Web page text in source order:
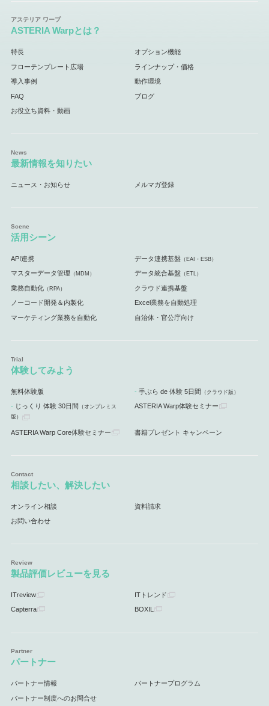
ASTERIA Warpとは？
特長 オプション機能
フローテンプレート広場 ラインナップ・価格
導入事例 動作環境
FAQ ブログ
お役立ち資料・動画
最新情報を知りたい
ニュース・お知らせ メルマガ登録
活用シーン
API連携 データ連携基盤 （EAI・ESB）
マスターデータ管理 （MDM） データ統合基盤 （ETL）
業務自動化（RPA） クラウド連携基盤
ノーコード開発＆内製化 Excel業務を自動処理
マーケティング業務を自動化 自治体・官公庁向け
体験してみよう
無料体験版 手ぶら de 体験 5日間 （クラウド版）
じっくり 体験 30日間 （オンプレミス
版）
ASTERIA Warp体験セミナー
ASTERIA Warp Core体験セミナー 書籍プレゼント キャンペーン
相談したい、解決したい
オンライン相談 資料請求
お問い合わせ
製品評価レビューを見る
ITreview ITトレンド
Capterra BOXIL
パートナー
パートナー情報 パートナープログラム
パートナー制度へのお問合せ